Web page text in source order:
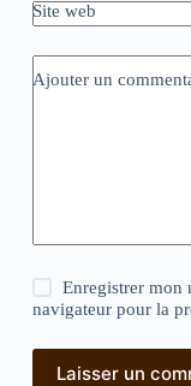
Site web
Ajouter un
Enregistrer mon
navigateur pour la
Laisser un